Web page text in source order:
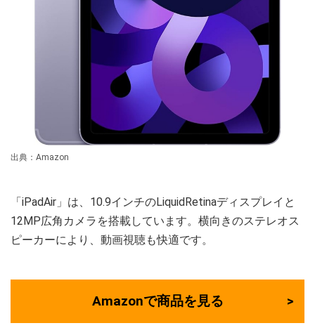
出典：Amazon
「iPadAir」は、10.9インチのLiquidRetinaディスプレイと
12MP広角カメラを搭載しています。横向きのステレオス
ピーカーにより、動画視聴も快適です。
Amazonで商品を見る